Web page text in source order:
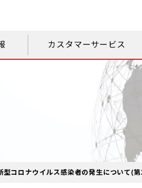
カスタマーサービス
型コロナウイルス感染者の発⽣について(